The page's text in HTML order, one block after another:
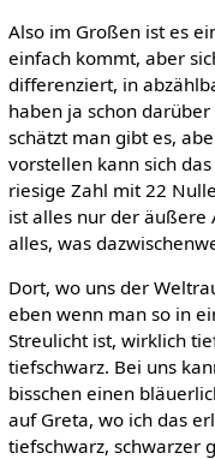
Also im Großen ist es
einfach kommt, aber
differenziert, in
haben ja schon
schätzt man gibt es,
vorstellen kann sich
riesige Zahl mit 22
ist alles nur der äußere
alles, was
Dort, wo uns der
eben wenn man so in
Streulicht ist, wirklich
tiefschwarz. Bei uns
bisschen einen
auf Greta, wo ich das
tiefschwarz, schwarzer